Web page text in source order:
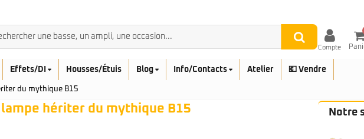
Compte
Effets/DI Housses/Étuis Blog Info/Contacts Atelier 💶 Vendre
du mythique B15
hériter du mythique B15 Notre